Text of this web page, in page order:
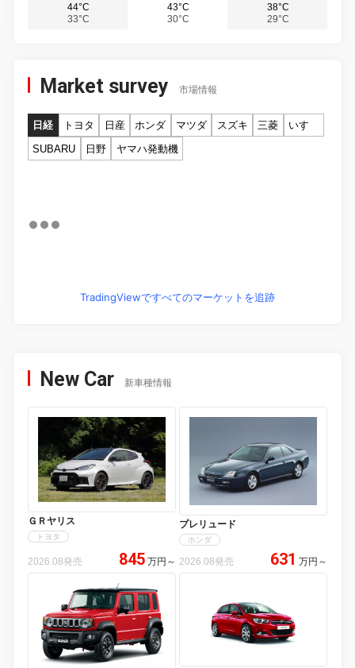
44°C
33°C
43°C
30°C
38°C
29°C
Market survey 市場情報
日経 トヨタ 日産 ホンダ マツダ スズキ 三菱
いすゞ
SUBARU
日野 ヤマハ発動機
TradingViewですべてのマーケットを追跡
New Car 新車種情報
ＧＲヤリス
トヨタ
2026.08発売 845 万円 ～
プレリュード
ホンダ
2026.08発売 631 万円 ～